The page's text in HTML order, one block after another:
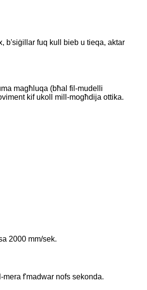
b'siġillar fuq kull bieb u tieqa, aktar
magħluqa (bħal fil-mudelli
kif ukoll mill-mogħdija ottika.
2000 mm/sek.
f'madwar nofs sekonda.